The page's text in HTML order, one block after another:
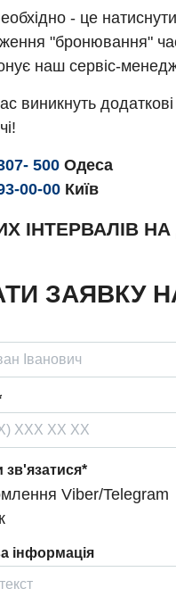
- це
"бронювання"
наш сервіс-
виникнуть
500 Одеса
00-00 Київ
ІНТЕРВАЛІВ
ЗАЯВКУ
Viber/Telegram
інформація